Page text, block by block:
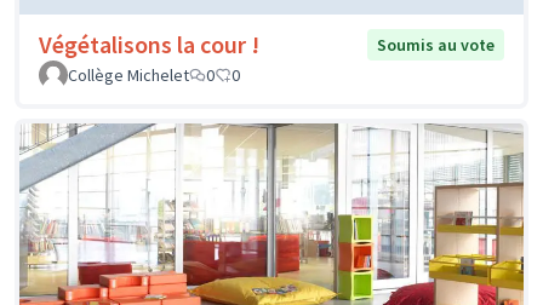
Végétalisons la cour !
Soumis au vote
Collège Michelet
0 0